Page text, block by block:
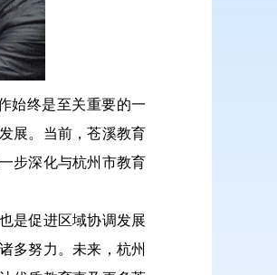
始终是至关重要的一
展。当前，苍溪教育
步深化与杭州市教育
是促进区域协调发展
多努力。未来，杭州